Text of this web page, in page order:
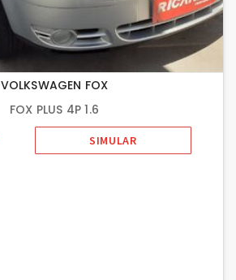
VOLKSWAGEN FOX
FOX PLUS 4P 1.6
SIMULAR